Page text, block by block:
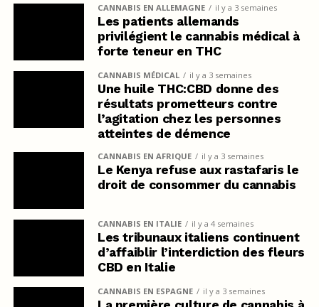
CANNABIS EN ALLEMAGNE il y a 3 semaines
Les patients allemands
privilégient le cannabis médical à
forte teneur en THC
CANNABIS MÉDICAL il y a 3 semaines
Une huile THC:CBD donne des
résultats prometteurs contre
l’agitation chez les personnes
atteintes de démence
CANNABIS EN AFRIQUE il y a 3 semaines
Le Kenya refuse aux rastafaris le
droit de consommer du cannabis
CANNABIS EN ITALIE il y a 4 semaines
Les tribunaux italiens continuent
d’affaiblir l’interdiction des fleurs
CBD en Italie
CANNABIS EN ESPAGNE il y a 3 semaines